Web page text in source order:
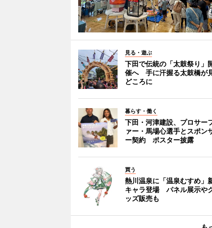
見る・遊ぶ
下田で伝統の「太鼓祭り」
催へ 手に汗握る太鼓橋が
どころに
暮らす・働く
下田・河津建設、プロサー
ァー・馬場心選手とスポン
ー契約 ポスター披露
買う
熱川温泉に「温泉むすめ」
キャラ登場 パネル展示や
ッズ販売も